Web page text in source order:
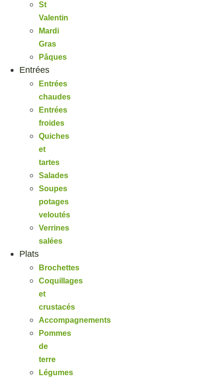
St
Valentin
Mardi
Gras
Pâques
Entrées
Entrées
chaudes
Entrées
froides
Quiches
et
tartes
Salades
Soupes
potages
veloutés
Verrines
salées
Plats
Brochettes
Coquillages
et
crustacés
Accompagnements
Pommes
de
terre
Légumes